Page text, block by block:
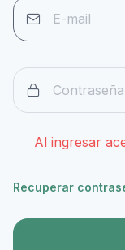
Al ingresar
Recuperar